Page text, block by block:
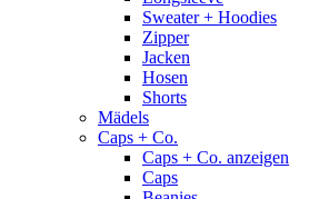
Sweater + Hoodies
Zipper
Jacken
Hosen
Shorts
Mädels
Caps + Co.
Caps + Co. anzeigen
Caps